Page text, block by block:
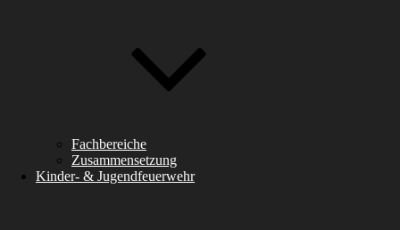
Fachbereiche
Zusammensetzung
Kinder- & Jugendfeuerwehr